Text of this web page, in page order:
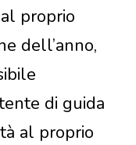
proprio
dell’anno,
di guida
al proprio